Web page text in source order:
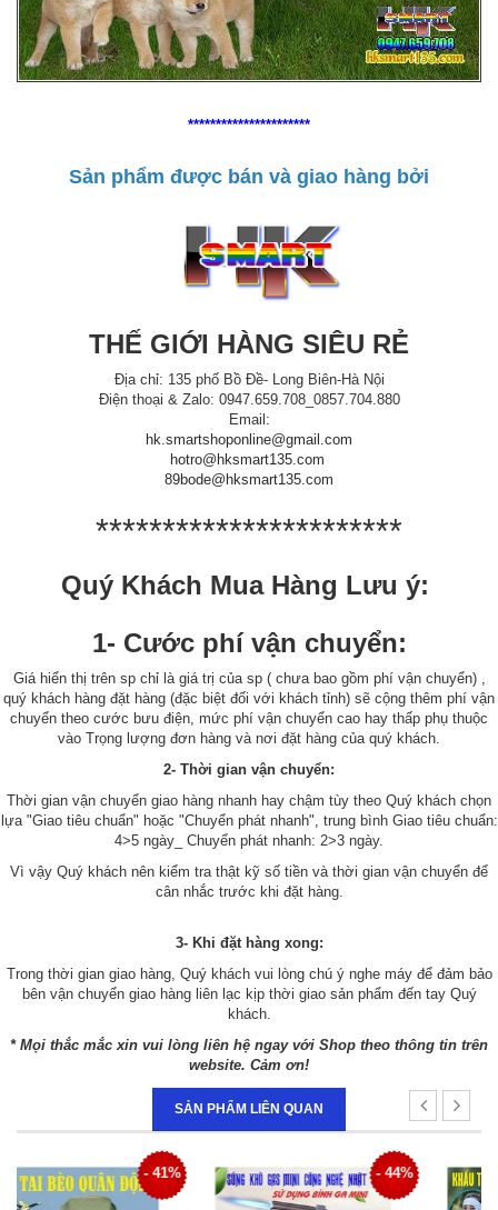
**********************
Sản phẩm được bán và giao hàng bởi
THẾ GIỚI HÀNG SIÊU RẺ
Địa chỉ: 135 phố Bồ Đề- Long Biên-Hà Nội
Điện thoại & Zalo: 0947.659.708_0857.704.880
Email:
hk.smartshoponline@gmail.com
hotro@hksmart135.com
89bode@hksmart135.com
***********************
Quý Khách Mua Hàng Lưu ý:
1- Cước phí vận chuyển:
Giá hiển thị trên sp chỉ là giá trị của sp ( chưa bao gồm phí vận chuyển) ,
quý khách hàng đặt hàng (đặc biệt đối với khách tỉnh) sẽ cộng thêm phí vận
chuyển theo cước bưu điện, mức phí vận chuyển cao hay thấp phụ thuộc
vào Trọng lượng đơn hàng và nơi đặt hàng của quý khách.
2- Thời gian vận chuyển:
Thời gian vận chuyển giao hàng nhanh hay chậm tùy theo Quý khách chọn
lựa "Giao tiêu chuẩn" hoặc "Chuyển phát nhanh", trung bình Giao tiêu chuẩn:
4>5 ngày_ Chuyển phát nhanh: 2>3 ngày.
Vì vậy Quý khách nên kiểm tra thật kỹ số tiền và thời gian vận chuyển để
cân nhắc trước khi đặt hàng.
3- Khi đặt hàng xong:
Trong thời gian giao hàng, Quý khách vui lòng chú ý nghe máy để đảm bảo
bên vận chuyển giao hàng liên lạc kịp thời giao sản phẩm đến tay Quý
khách.
* Mọi thắc mắc xin vui lòng liên hệ ngay với Shop theo thông tin trên
website. Cảm ơn!
SẢN PHẨM LIÊN QUAN
- 44% - 42%